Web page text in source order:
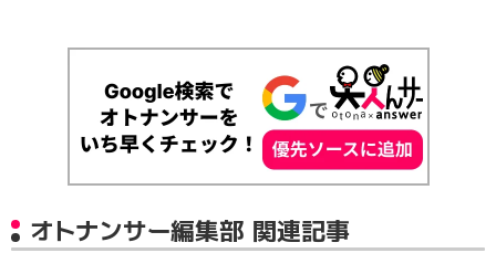
オトナンサー編集部 関連記事